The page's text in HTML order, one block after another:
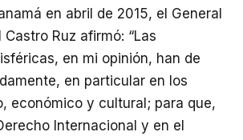
en abril de 2015, el General
Ruz afirmó: “Las
en mi opinión, han de
en particular en los
económico y cultural; para que,
Internacional y en el